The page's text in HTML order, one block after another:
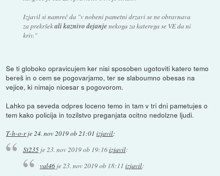
Izjavil si namreč da "v nobeni pametni drzavi se ne obravnava
za prekršekali kaznivo dejanjenekoga za katerega se VE da ni
kriv."
Se ti globoko opravicujem ker nisi sposoben ugotoviti katero temo
bereš in o cem se pogovarjamo, ter se slaboumno obesas na
vejice, ki nimajo nicesar s pogovorom.
Lahko pa seveda odpres loceno temo in tam v tri dni pametujes o
tem kako policija in tozilstvo preganjata ocitno nedolzne ljudi.
T-h-o-rje 24. nov 2019 ob 21:01 izjavil:
St235je23. nov 2019 ob 19:16izjavil:
val46 je 23. nov 2019 ob 18:11 izjavil: